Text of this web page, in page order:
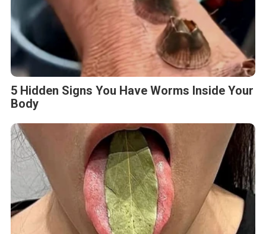
5 Hidden Signs You Have Worms Inside Your
Body